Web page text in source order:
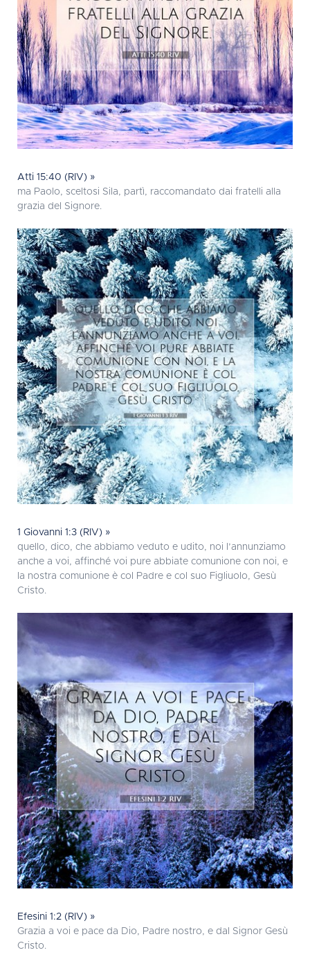
Atti 15:40 (RIV) »
ma Paolo, sceltosi Sila, partì, raccomandato dai fratelli alla
grazia del Signore.
1 Giovanni 1:3 (RIV) »
quello, dico, che abbiamo veduto e udito, noi l’annunziamo
anche a voi, affinché voi pure abbiate comunione con noi, e
la nostra comunione è col Padre e col suo Figliuolo, Gesù
Cristo.
Efesini 1:2 (RIV) »
Grazia a voi e pace da Dio, Padre nostro, e dal Signor Gesù
Cristo.